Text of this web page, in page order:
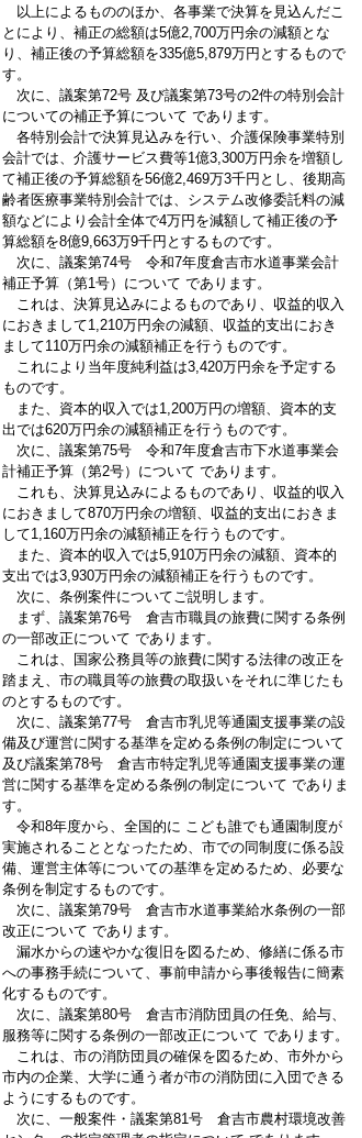
以上によるもののほか、各事業で決算を見込んだこ
とにより、補正の総額は5億2,700万円余の減額とな
り、補正後の予算総額を335億5,879万円とするもので
す。
次に、議案第72号 及び議案第73号の2件の特別会計
についての補正予算について であります。
各特別会計で決算見込みを行い、介護保険事業特別
会計では、介護サービス費等1億3,300万円余を増額し
て補正後の予算総額を56億2,469万3千円とし、後期高
齢者医療事業特別会計では、システム改修委託料の減
額などにより会計全体で4万円を減額して補正後の予
算総額を8億9,663万9千円とするものです。
次に、議案第74号 令和7年度倉吉市水道事業会計
補正予算（第1号）について であります。
これは、決算見込みによるものであり、収益的収入
におきまして1,210万円余の減額、収益的支出におき
まして110万円余の減額補正を行うものです。
これにより当年度純利益は3,420万円余を予定する
ものです。
また、資本的収入では1,200万円の増額、資本的支
出では620万円余の減額補正を行うものです。
次に、議案第75号 令和7年度倉吉市下水道事業会
計補正予算（第2号）について であります。
これも、決算見込みによるものであり、収益的収入
におきまして870万円余の増額、収益的支出におきま
して1,160万円余の減額補正を行うものです。
また、資本的収入では5,910万円余の減額、資本的
支出では3,930万円余の減額補正を行うものです。
次に、条例案件についてご説明します。
まず、議案第76号 倉吉市職員の旅費に関する条例
の一部改正について であります。
これは、国家公務員等の旅費に関する法律の改正を
踏まえ、市の職員等の旅費の取扱いをそれに準じたも
のとするものです。
次に、議案第77号 倉吉市乳児等通園支援事業の設
備及び運営に関する基準を定める条例の制定について
及び議案第78号 倉吉市特定乳児等通園支援事業の運
営に関する基準を定める条例の制定について でありま
す。
令和8年度から、全国的に こども誰でも通園制度が
実施されることとなったため、市での同制度に係る設
備、運営主体等についての基準を定めるため、必要な
条例を制定するものです。
次に、議案第79号 倉吉市水道事業給水条例の一部
改正について であります。
漏水からの速やかな復旧を図るため、修繕に係る市
への事務手続について、事前申請から事後報告に簡素
化するものです。
次に、議案第80号 倉吉市消防団員の任免、給与、
服務等に関する条例の一部改正について であります。
これは、市の消防団員の確保を図るため、市外から
市内の企業、大学に通う者が市の消防団に入団できる
ようにするものです。
次に、一般案件・議案第81号 倉吉市農村環境改善